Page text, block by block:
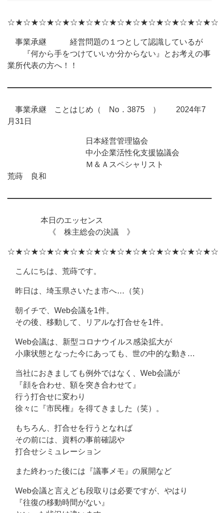
事業承継 経営問題の１つとして認識しているが
『何から手をつけていいか分からない』とお考えの事
業所代表の方へ！！
事業承継 ことはじめ（ No．3875 ） 2024年7
月31日
日本経営管理協会
中小企業活性化支援協議会
Ｍ＆Ａスペシャリスト
荒蒔 良和
本日のエッセンス
《 株主総会の決議 》
こんにちは、荒蒔です。
昨日は、埼玉県さいたま市へ…（笑）
朝イチで、Web会議を1件。
その後、移動して、リアルな打合せを1件。
Web会議は、新型コロナウイルス感染拡大が
小康状態となった今にあっても、世の中的な動き…
当社におきましても例外ではなく、Web会議が
『顔を合わせ、額を突き合わせて』
行う打合せに変わり
徐々に『市民権』を得てきました（笑）。
もちろん、打合せを行うとなれば
その前には、資料の事前確認や
打合せシミュレーション
また終わった後には『議事メモ』の展開など
Web会議と言えども段取りは必要ですが、やはり
『往復の移動時間がない』